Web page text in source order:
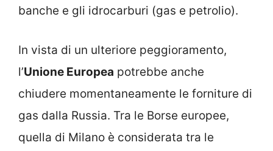
banche e gli idrocarburi (gas e petrolio).
In vista di un ulteriore peggioramento,
l’Unione Europea potrebbe anche
chiudere momentaneamente le forniture di
gas dalla Russia. Tra le Borse europee,
quella di Milano è considerata tra le